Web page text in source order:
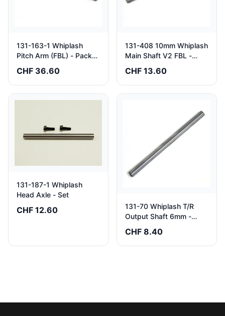
131-163-1 Whiplash
Pitch Arm (FBL) - Pack
CHF 36.60
131-408 10mm Whiplash
Main Shaft V2 FBL -
CHF 13.60
131-187-1 Whiplash
Head Axle - Set
CHF 12.60
131-70 Whiplash T/R
Output Shaft 6mm -
CHF 8.40